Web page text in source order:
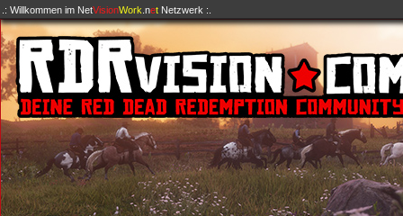
.: Willkommen im NetVisionWork .netNetzwerk :.